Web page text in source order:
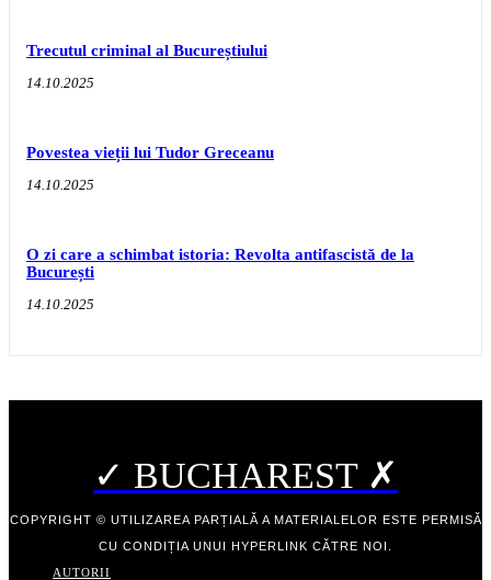
Trecutul criminal al Bucureștiului
14.10.2025
Povestea vieții lui Tudor Greceanu
14.10.2025
O zi care a schimbat istoria: Revolta antifascistă de la
București
14.10.2025
✓ BUCHAREST ✗
COPYRIGHT © UTILIZAREA PARȚIALĂ A MATERIALELOR ESTE PERMISĂ
CU CONDIȚIA UNUI HYPERLINK CĂTRE NOI.
AUTORII